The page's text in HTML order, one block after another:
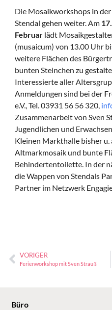
Die Mosaikworkshops in
Stendal gehen weiter. Am
Februar lädt
(musaicum) von 13.00 Uhr
weitere Flächen des
bunten Steinchen zu
Interessierte aller
Anmeldungen sind bei der
e.V., Tel. 03931 56 56 320,
Zusammenarbeit von Sven
Jugendlichen und
Kleinen Markthalle bisher u.
Altmarkmosaik und bunte
Behindertentoilette. In der
die Wappen von Stendals
Partner im Netzwerk
VORIGER
Ferienworkshop mit Sven Strauß
Büro